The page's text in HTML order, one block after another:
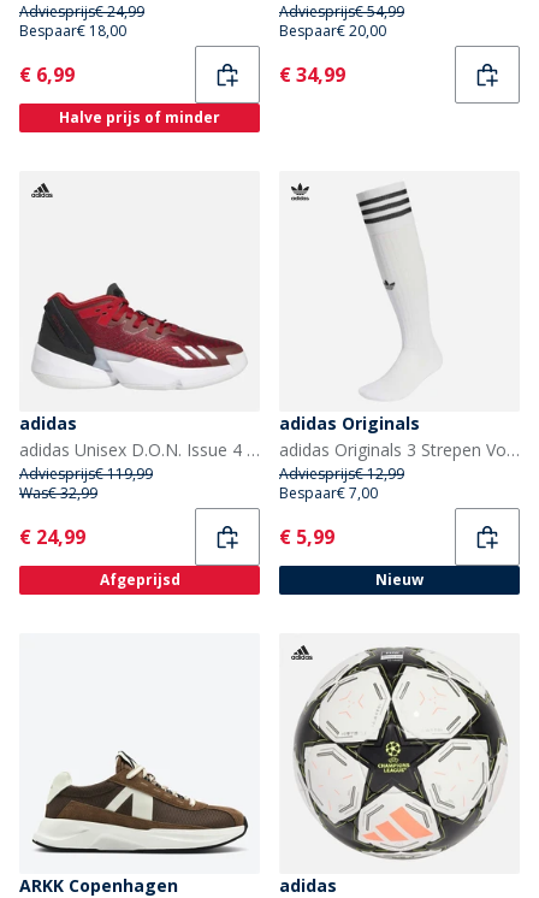
Adviesprijs€ 24,99
Bespaar€ 18,00
Current
€ 6,99
Halve prijs of minder
Adviesprijs€ 54,99
Bespaar€ 20,00
Current
€ 34,99
adidas
adidas Unisex D.O.N. Issue 4 Basketbalschoenen Team Power Red/Cloud White/Core Black
Adviesprijs€ 119,99
Was€ 32,99
Current
€ 24,99
Afgeprijsd
adidas Originals
adidas Originals 3 Strepen Voetbal Kniekousen Wit/Zwart
Adviesprijs€ 12,99
Bespaar€ 7,00
Current
€ 5,99
Nieuw
ARKK Copenhagen
adidas